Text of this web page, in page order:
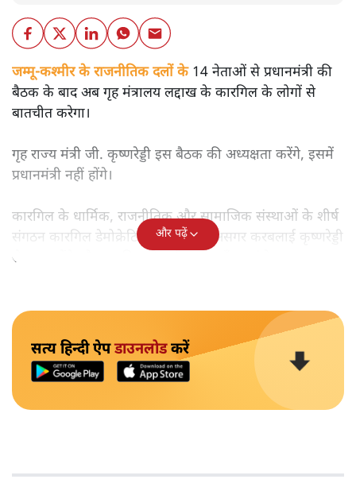
जम्मू-कश्मीर के राजनीतिक दलों के14 नेताओं से प्रधानमंत्री की
बैठक के बाद अब गृह मंत्रालय लद्दाख के कारगिल के लोगों से
बातचीत करेगा।
गृह राज्य मंत्री जी. कृष्णरेड्डी इस बैठक की अध्यक्षता करेंगे, इसमें
प्रधानमंत्री नहीं होंगे।
कारगिल के धार्मिक, राजनीतिक और सामाजिक संस्थाओं के शीर्ष
संगठन कारगिल डेमोक्रेटिक अलायंस के असगर करबलाई कृष्णरेड्डी
से बात करेंगे और कारगिल से जुड़ी समस्याएँ उठाएंगे।
और पढ़ें
सत्य हिन्दी ऐपडाउनलोडकरें